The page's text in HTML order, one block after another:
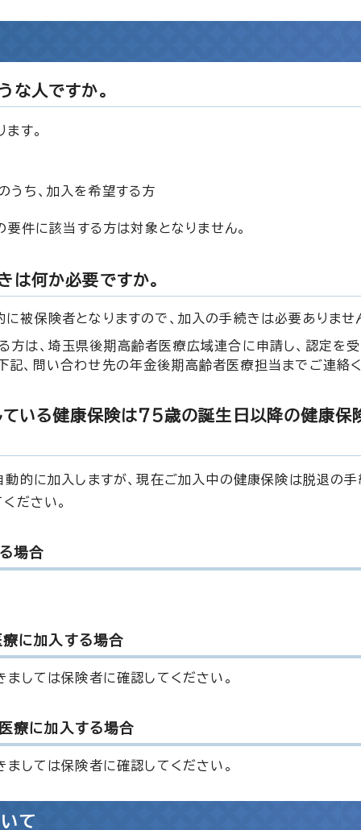
な人ですか。
す。
ち、加入を希望する方
要件に該当する方は対象となりません。
は何か必要ですか。
被保険者となりますので、加入の手続きは必要ありませ
は、埼玉県後期高齢者医療広域連合に申請し、認定を
記、問い合わせ先の年金後期高齢者医療担当までご連絡
ている健康保険は75歳の誕生日以降の健康保
的に加入しますが、現在ご加入中の健康保険は脱退の
ださい。
場合
に加入する場合
しては保険者に確認してください。
療に加入する場合
しては保険者に確認してください。
て